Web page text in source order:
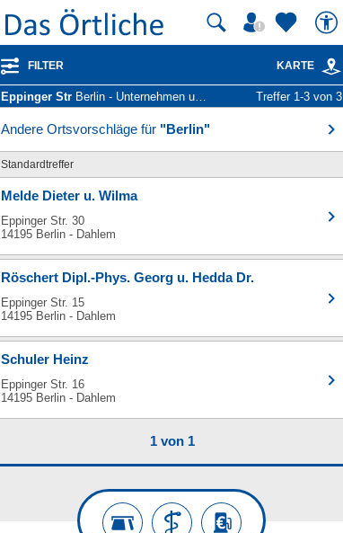
FILTER KARTE
Eppinger Str Berlin - Unternehmen und Personen Treffer 1-3 von 3
Andere Ortsvorschläge für "Berlin"
Standardtreffer
Melde Dieter u. Wilma
Eppinger Str. 30
14195 Berlin - Dahlem
Röschert Dipl.-Phys. Georg u. Hedda Dr.
Eppinger Str. 15
14195 Berlin - Dahlem
Schuler Heinz
Eppinger Str. 16
14195 Berlin - Dahlem
1 von 1